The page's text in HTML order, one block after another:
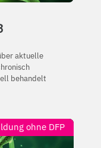
aktuelle
behandelt
ohne DFP